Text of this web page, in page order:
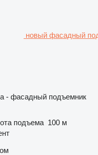
новый фасадный
- фасадный подъемник
подъема 100 м